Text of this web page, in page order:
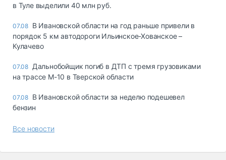
в Туле выделили 40 млн руб.
07.08 В Ивановской области на год раньше привели в
порядок 5 км автодороги Ильинское-Хованское –
Кулачево
07.08 Дальнобойщик погиб в ДТП с тремя грузовиками
на трассе М-10 в Тверской области
07.08 В Ивановской области за неделю подешевел
бензин
Все новости